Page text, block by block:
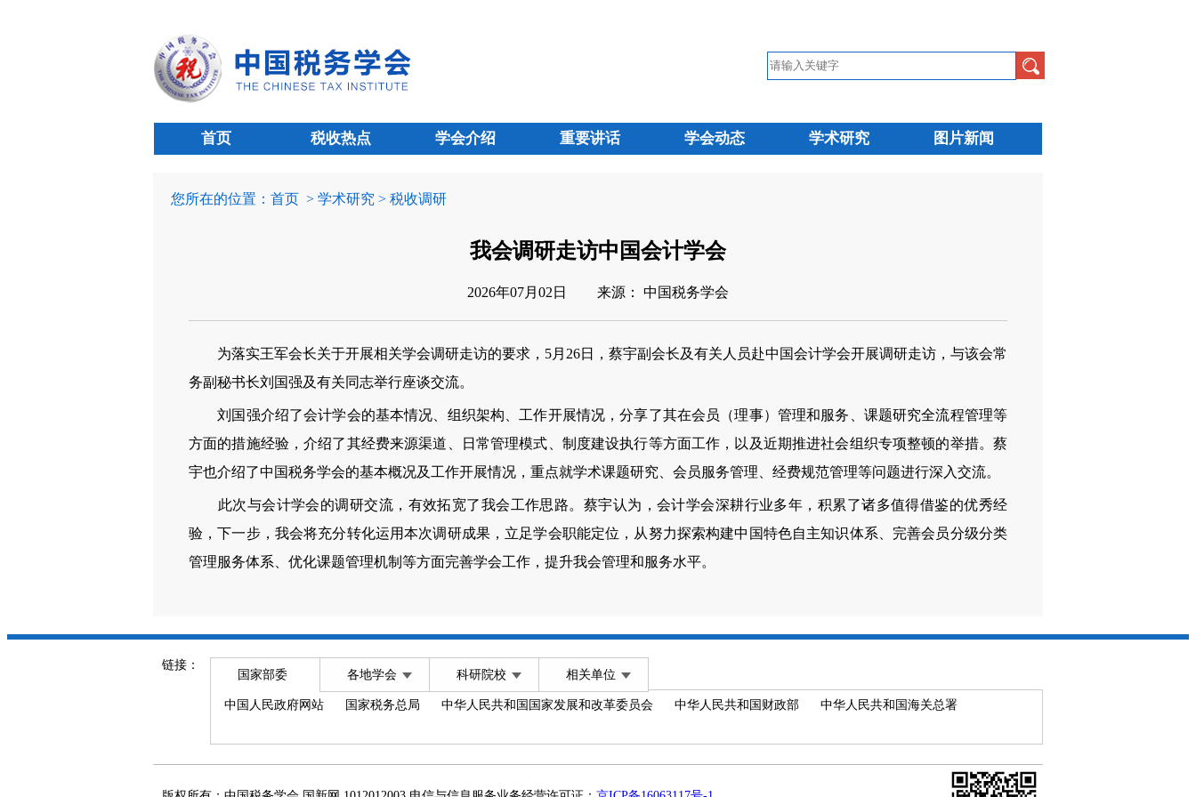
首页 税收热点 学会介绍 重要讲话 学会动态 学术研究 图片新闻
您所在的位置： 首页 > 学术研究 > 税收调研
我会调研走访中国会计学会
2026年07月02日 来源： 中国税务学会
为落实王军会长关于开展相关学会调研走访的要求，5月26日，蔡宇副会长及有关人员赴中国会计学会开展调研走访，与该会常
务副秘书长刘国强及有关同志举行座谈交流。
刘国强介绍了会计学会的基本情况、组织架构、工作开展情况，分享了其在会员（理事）管理和服务、课题研究全流程管理等
方面的措施经验，介绍了其经费来源渠道、日常管理模式、制度建设执行等方面工作，以及近期推进社会组织专项整顿的举措。蔡
宇也介绍了中国税务学会的基本概况及工作开展情况，重点就学术课题研究、会员服务管理、经费规范管理等问题进行深入交流。
此次与会计学会的调研交流，有效拓宽了我会工作思路。蔡宇认为，会计学会深耕行业多年，积累了诸多值得借鉴的优秀经
验，下一步，我会将充分转化运用本次调研成果，立足学会职能定位，从努力探索构建中国特色自主知识体系、完善会员分级分类
管理服务体系、优化课题管理机制等方面完善学会工作，提升我会管理和服务水平。
链接：
国家部委 各地学会 科研院校 相关单位
中国人民政府网站 国家税务总局 中华人民共和国国家发展和改革委员会 中华人民共和国财政部 中华人民共和国海关总署